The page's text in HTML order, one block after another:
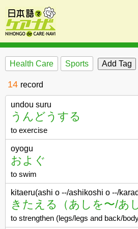
Health Care Sports
14 record
undou suru
うんどうする
to exercise
oyogu
およぐ
to swim
kitaeru(ashi o --/ashikoshi o --/
きたえる（あしを〜/あ
to strengthen (legs/legs and back/